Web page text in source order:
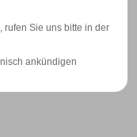
rufen Sie uns bitte in der
ankündigen